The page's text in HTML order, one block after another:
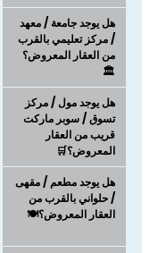
هل يوجد جامعة / معهد
/ مركز تعليمي بالقرب
من العقار المعروض؟
🏛️
هل يوجد مول / مركز
تسوق / سوبر ماركت
قريب من العقار
المعروض؟🛒
هل يوجد مطعم / مقهى
/ حلواني بالقرب من
العقار المعروض؟🍽️